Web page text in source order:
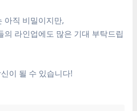
아직 비밀이지만,
의 라인업에도 많은 기대 부탁드립
이 될 수 있습니다!